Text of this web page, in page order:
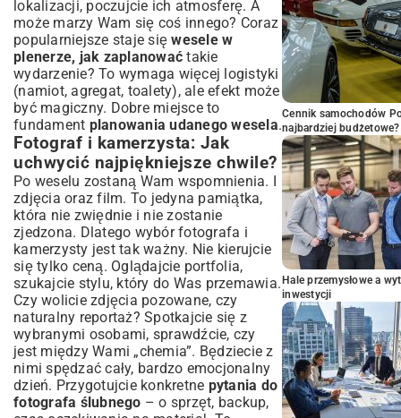
lokalizacji, poczujcie ich atmosferę. A
może marzy Wam się coś innego? Coraz
popularniejsze staje sięwesele w
plenerze, jak zaplanować takie
wydarzenie? To wymaga więcej logistyki
(namiot, agregat, toalety), ale efekt może
być magiczny. Dobre miejsce to
fundament planowania udanego wesela.
Fotograf i kamerzysta: Jak
uchwycić najpiękniejsze chwile?
Po weselu zostaną Wam wspomnienia. I
zdjęcia oraz film. To jedyna pamiątka,
która nie zwiędnie i nie zostanie
zjedzona. Dlatego wybór fotografa i
kamerzysty jest tak ważny. Nie kierujcie
się tylko ceną. Oglądajcie portfolia,
szukajcie stylu, który do Was przemawia.
Czy wolicie zdjęcia pozowane, czy
naturalny reportaż? Spotkajcie się z
wybranymi osobami, sprawdźcie, czy
jest między Wami „chemia”. Będziecie z
nimi spędzać cały, bardzo emocjonalny
dzień. Przygotujcie konkretne pytania do
fotografa ślubnego – o sprzęt, backup,
Cennik samochodów
najbardziej budżetowe?
Hale przemysłowe a
inwestycji